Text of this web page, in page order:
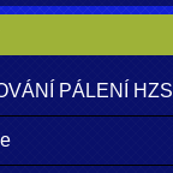
PÁLENÍ HZS